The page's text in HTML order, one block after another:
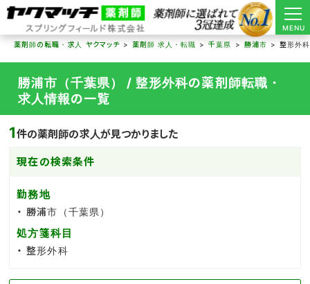
MENU
薬剤師の転職・求人 ヤクマッチ
薬剤師 求人・転職 千葉県 勝浦市 整形外科
勝浦市（千葉県） / 整形外科の薬剤師転職・
求人情報の一覧
1件の薬剤師の求人が見つかりました
現在の検索条件
勤務地
勝浦市（千葉県）
処方箋科目
整形外科